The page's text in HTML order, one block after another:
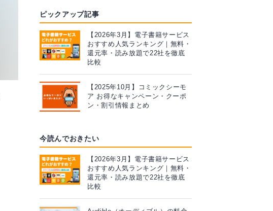
ピックアップ記事
【2026年3月】電子書籍サービス
おすすめ人気ランキング｜無料・
還元率・読み放題で22社を徹底
比較
【2025年10月】コミックシーモ
ア お得なキャンペーン・クーポ
ン・割引情報まとめ
今読んでおきたい
【2026年3月】電子書籍サービス
おすすめ人気ランキング｜無料・
還元率・読み放題で22社を徹底
比較